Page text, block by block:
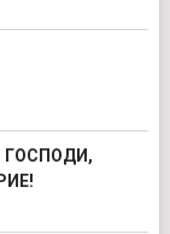
ГОСПОДИ,